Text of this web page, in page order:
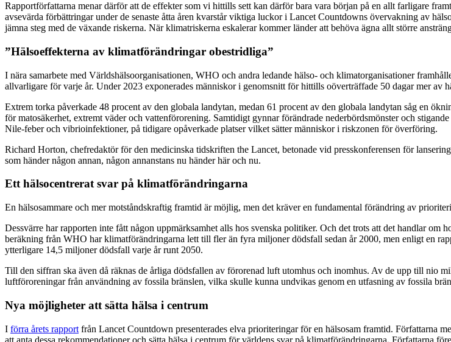
Rapportförfattarna menar därför att de effekter som vi hittills sett kan därför bara vara början på en allt farligare
avsevärda förbättringar under de senaste åtta åren kvarstår viktiga luckor i Lancet Countdowns övervakning av
jämna steg med de växande riskerna. När klimatriskerna eskalerar kommer länder att behöva ägna allt större
”Hälsoeffekterna av klimatförändringar obestridliga”
I nära samarbete med Världshälsoorganisationen, WHO och andra ledande hälso- och klimatorganisationer
allvarligare för varje år. Under 2023 exponerades människor i genomsnitt för hittills oöverträffade 50 dagar mer av
Extrem torka påverkade 48 procent av den globala landytan, medan 61 procent av den globala landytan såg en
för matosäkerhet, extremt väder och vattenförorening. Samtidigt gynnar förändrade nederbördsmönster och
Nile-feber och vibrioinfektioner, på tidigare opåverkade platser vilket sätter människor i riskzonen för överföring.
Richard Horton, chefredaktör för den medicinska tidskriften the Lancet, betonade vid presskonferensen för
som händer någon annan, någon annanstans nu händer här och nu.
Ett hälsocentrerat svar på klimatförändringarna
En hälsosammare och mer motståndskraftig framtid är möjlig, men det kräver en fundamental förändring av
Dessvärre har rapporten inte fått någon uppmärksamhet alls hos svenska politiker. Och det trots att det handlar
beräkning från WHO har klimatförändringarna lett till fler än fyra miljoner dödsfall sedan år 2000, men enligt en
ytterligare 14,5 miljoner dödsfall varje år runt 2050.
Till den siffran ska även då räknas de årliga dödsfallen av förorenad luft utomhus och inomhus. Av de upp till nio
luftföroreningar från användning av fossila bränslen, vilka skulle kunna undvikas genom en utfasning av fossila
Nya möjligheter att sätta hälsa i centrum
I förra årets rapport från Lancet Countdown presenterades elva prioriteringar för en hälsosam framtid. Författarna
att anta dessa rekommendationer och sätta hälsa i centrum för världens svar på klimatförändringarna. Författarna